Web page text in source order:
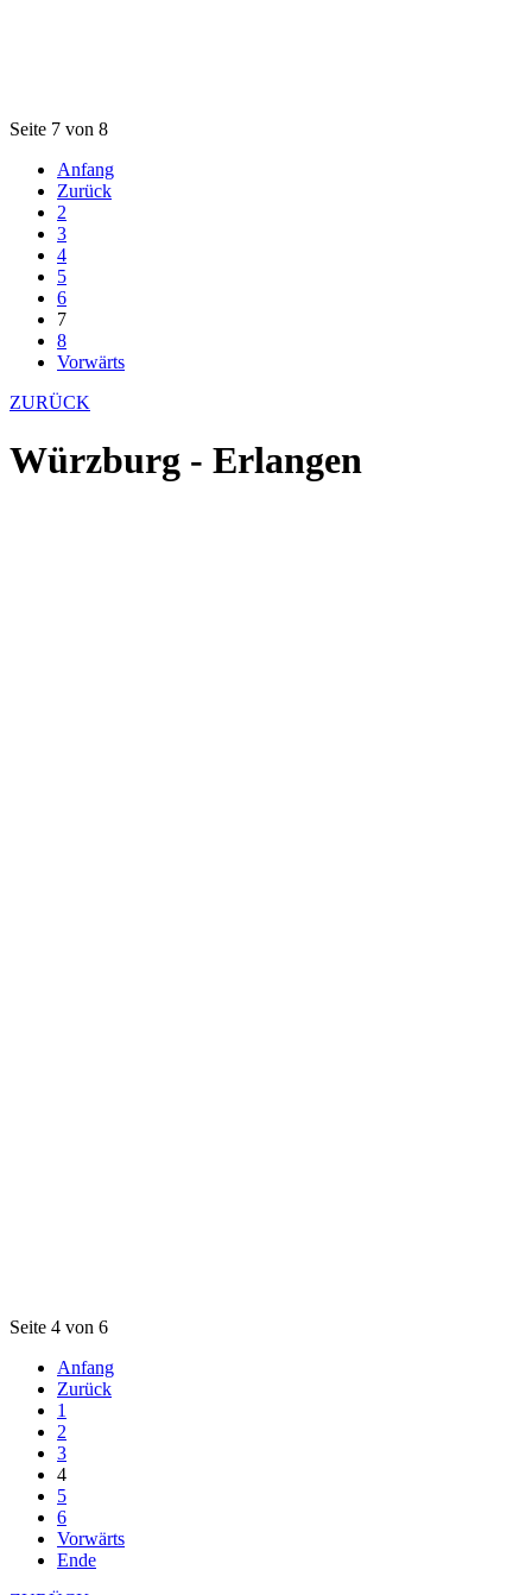
Seite 7 von 8
Anfang
Zurück
2
3
4
5
6
7
8
Vorwärts
ZURÜCK
Würzburg - Erlangen
Seite 4 von 6
Anfang
Zurück
1
2
3
4
5
6
Vorwärts
Ende